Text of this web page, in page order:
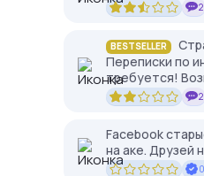
2
BESTSELLER
Переписки по
требуется!
2
Facebook
на аке. Друзей